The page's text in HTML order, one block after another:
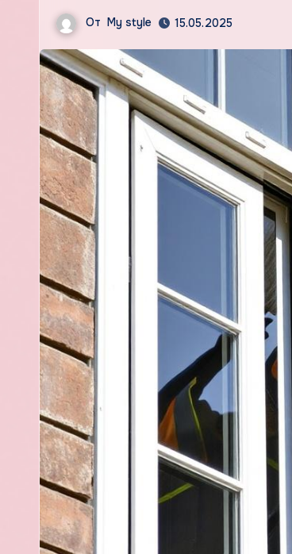
От My style 15.05.2025